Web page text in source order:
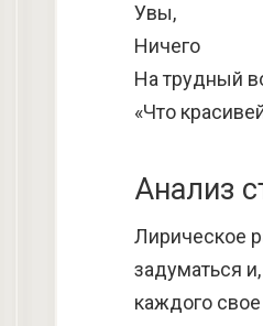
Увы,
Ничего
На трудный
«Что
Анализ
Лирическое
задуматься
каждого